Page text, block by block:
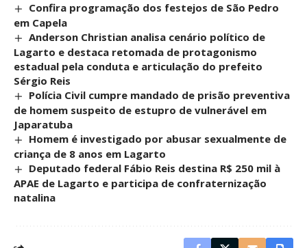
Confira programação dos festejos de São Pedro
em Capela
Anderson Christian analisa cenário político de
Lagarto e destaca retomada de protagonismo
estadual pela conduta e articulação do prefeito
Sérgio Reis
Polícia Civil cumpre mandado de prisão preventiva
de homem suspeito de estupro de vulnerável em
Japaratuba
Homem é investigado por abusar sexualmente de
criança de 8 anos em Lagarto
Deputado federal Fábio Reis destina R$ 250 mil à
APAE de Lagarto e participa de confraternização
natalina